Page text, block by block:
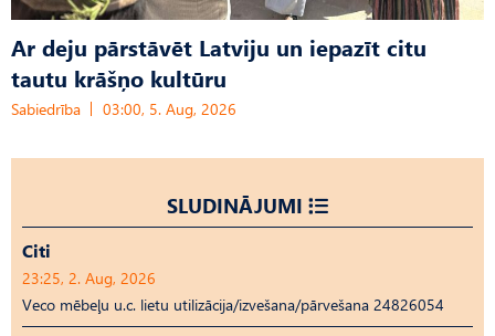
Ar deju pārstāvēt Latviju un iepazīt citu
tautu krāšņo kultūru
Sabiedrība 03:00, 5. Aug, 2026
SLUDINĀJUMI
Citi
23:25, 2. Aug, 2026
Veco mēbeļu u.c. lietu utilizācija/izvešana/pārvešana 24826054